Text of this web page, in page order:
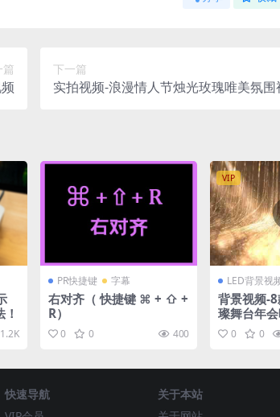
篇 下一篇
实拍视频-浪漫情人节烛光玫瑰唯美氛围
1.2K
PR快捷键 字幕
右对齐（ 快捷键 ⌘ + ⇧ +
R）
0 0 400
VIP
LED背景视
背景视频-
璨舞台年
背景
0 0
快速导航
关于本站